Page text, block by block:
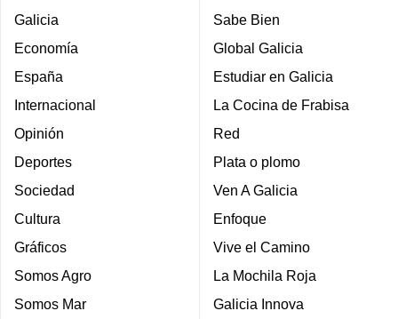
Galicia
Economía
España
Internacional
Opinión
Deportes
Sociedad
Cultura
Gráficos
Somos Agro
Somos Mar
Sabe Bien
Global Galicia
Estudiar en Galicia
La Cocina de Frabisa
Red
Plata o plomo
Ven A Galicia
Enfoque
Vive el Camino
La Mochila Roja
Galicia Innova